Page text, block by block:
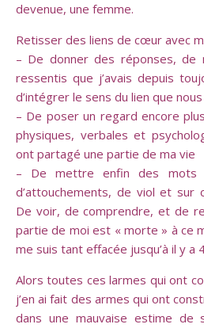
devenue, une femme.
Retisser des liens de cœur avec
– De donner des réponses, de
ressentis que j’avais depuis
d’intégrer le sens du lien que
– De poser un regard encore
physiques, verbales et
ont partagé une partie de ma vie
– De mettre enfin des mots
d’attouchements, de viol et sur
De voir, de comprendre, et de
partie de moi est « morte » à ce
me suis tant effacée jusqu’à il y a
Alors toutes ces larmes qui ont
j’en ai fait des armes qui ont
dans une mauvaise estime de